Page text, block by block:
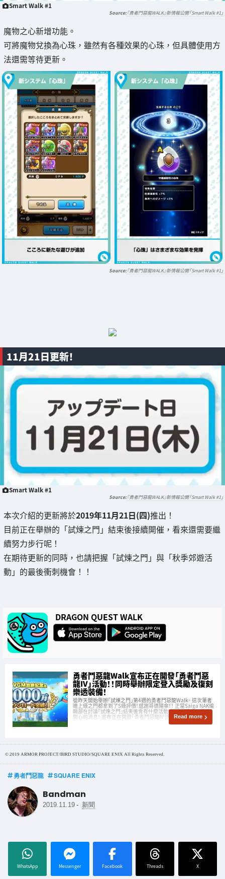
Smart Walk #1
『勇者鬥惡龍WALK』新情報公開「Smart Walk #1」
魔物之心新增功能。
可將魔物兌換為心珠，雖然有各種效果的心珠，但具體使用方
法還需等待更新。
『勇者鬥惡龍WALK』新情報公開「Smart Walk #1」
11月21日更新！
Smart Walk #1
『勇者鬥惡龍WALK』新情報公開「Smart Walk #1」
本次介紹的更新將於2019年11月21日(四)推出！
目前正在舉辦的「試煉之門」結束後接續開催，看來還需要繼
續努力步行呢！
在期待更新的同時，也請把握「試煉之門」與「秋季郊遊活
動」的最後衝刺機會！！
DRAGON QUEST WALK
勇者鬥惡龍Walk宣布正在開發「勇者鬥惡
龍IV」活動！！同時舉辦限定登入獎勵及復刻
樂透裝備！
從昨天開始舉辦「試煉之門」第4週的勇者鬥惡龍Walk。 這次筆者
連上級之門都拿到了S級評價！感謝哥德陽傘！！ 正當Saiga NAK編
輯部在討論「試煉之門」結束後會有什麼活動時，突然公布了令人
開心的消息！ 宣布正在開發「勇者鬥惡龍IV 活動」！Read more
© 2019 ARMOR PROJECT/BIRD STUDIO/SQUARE ENIX All Rights Reserved.
勇者鬥惡龍 SQUARE ENIX
Bandman
2019.11.19 - 新聞
WhatsApp Messenger Facebook Threads X